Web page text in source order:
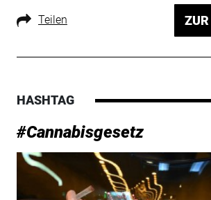
Teilen
HASHTAG
#Cannabisgesetz